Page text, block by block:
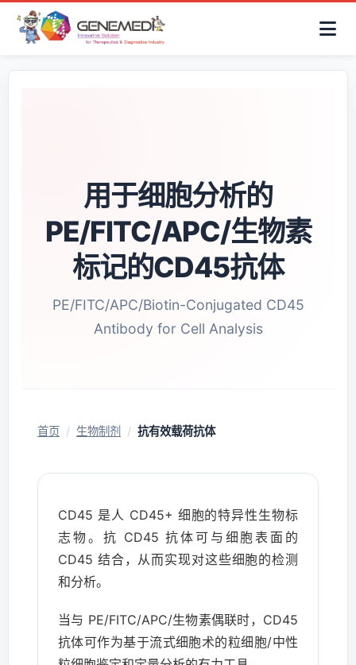
用于细胞分析的
PE/FITC/APC/生物素
标记的CD45抗体
PE/FITC/APC/Biotin-Conjugated CD45
Antibody for Cell Analysis
首页 / 生物制剂 / 抗有效载荷抗体
CD45 是人 CD45+ 细胞的特异性生物标
志物。抗 CD45 抗体可与细胞表面的
CD45 结合，从而实现对这些细胞的检测
和分析。
当与 PE/FITC/APC/生物素偶联时，CD45
抗体可作为基于流式细胞术的粒细胞/中性